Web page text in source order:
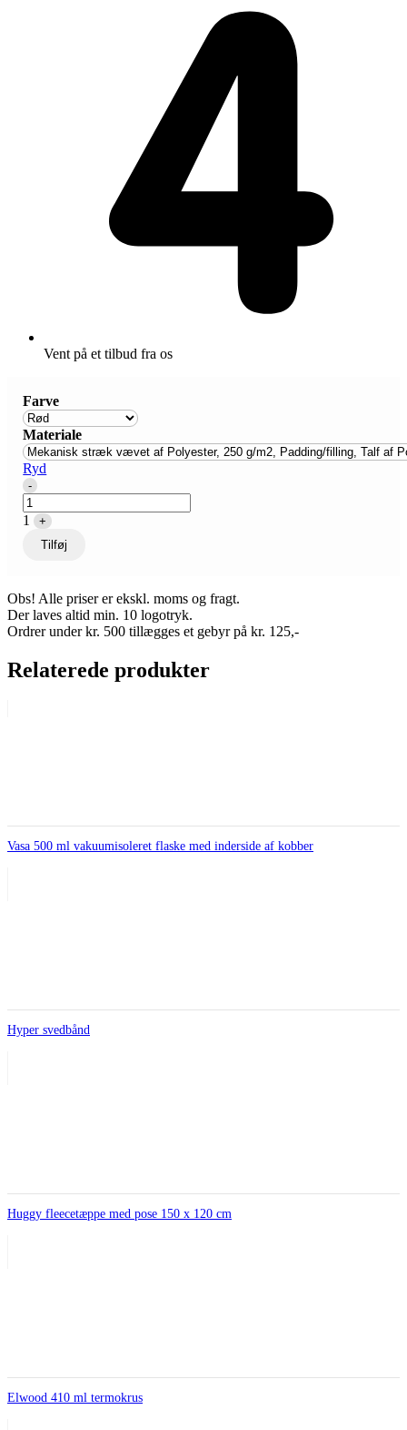
Vent på et tilbud fra os
Farve
Materiale
Ryd
Quantity
-
1
+
Tilføj
Obs! Alle priser er ekskl. moms og fragt.
Der laves altid min. 10 logotryk.
Ordrer under kr. 500 tillægges et gebyr på kr. 125,-
Relaterede produkter
Vasa 500 ml vakuumisoleret flaske med inderside af kobber
Hyper svedbånd
Huggy fleecetæppe med pose 150 x 120 cm
Elwood 410 ml termokrus